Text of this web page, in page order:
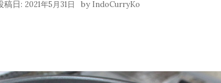
稿日:2021年5月31日 by IndoCurryKo